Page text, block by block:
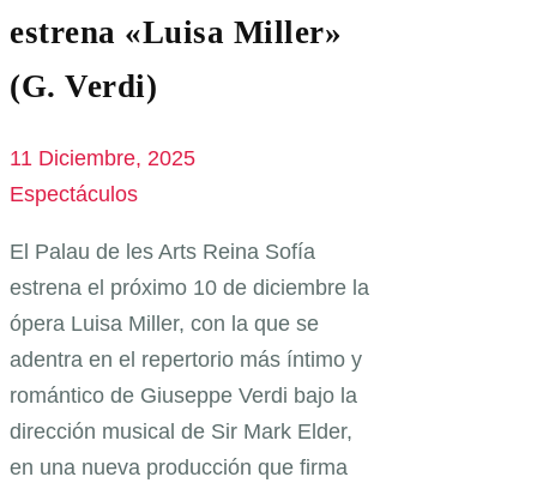
estrena «Luisa Miller»
(G. Verdi)
11 Diciembre, 2025
Espectáculos
El Palau de les Arts Reina Sofía
estrena el próximo 10 de diciembre la
ópera Luisa Miller, con la que se
adentra en el repertorio más íntimo y
romántico de Giuseppe Verdi bajo la
dirección musical de Sir Mark Elder,
en una nueva producción que firma